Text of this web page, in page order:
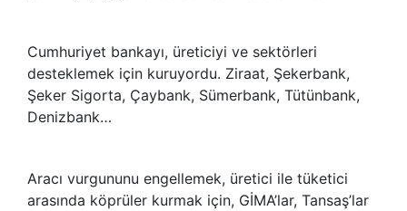
Cumhuriyet bankayı, üreticiyi ve sektörleri
desteklemek için kuruyordu. Ziraat, Şekerbank,
Şeker Sigorta, Çaybank, Sümerbank, Tütünbank,
Denizbank…
Aracı vurgununu engellemek, üretici ile tüketici
arasında köprüler kurmak için, GİMA’lar, Tansaş’lar